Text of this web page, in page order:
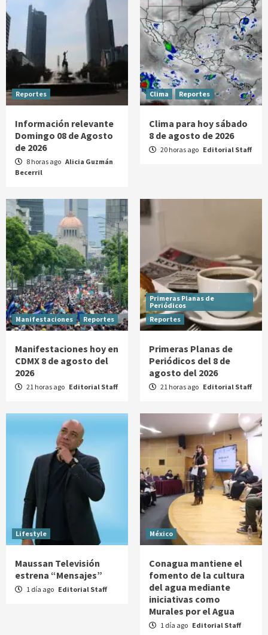
Reportes
Información relevante
Domingo 08 de Agosto
de 2026
8 horas ago Alicia Guzmán
Becerril
Clima Reportes
Clima para hoy sábado
8 de agosto de 2026
20 horas ago Editorial Staff
Manifestaciones Reportes
Manifestaciones hoy en
CDMX 8 de agosto del
2026
21 horas ago Editorial Staff
Primeras Planas de
Periódicos
Reportes
Primeras Planas de
Periódicos del 8 de
agosto del 2026
21 horas ago Editorial Staff
Lifestyle
Maussan Televisión
estrena “Mensajes”
1 día ago Editorial Staff
México
Conagua mantiene el
fomento de la cultura
del agua mediante
iniciativas como
Murales por el Agua
1 día ago Editorial Staff